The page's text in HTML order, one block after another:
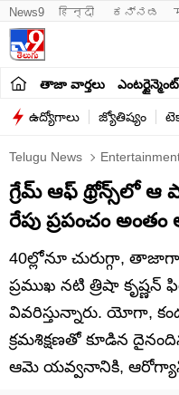
News9 हिन्दी ಕನ್ನಡ
తాజా వార్తలు ఎంటర్టైన్మెంట్
ఉద్యోగాలు జ్యోతిష్యం
Telugu News
గ్రేమ్ ఆఫ్ థ్రోన్స్‌లో ఆ
రేపు ప్రపంచం
40ల్లోనూ చురుగ్గా,
ప్రముఖ నటి త్రిషా కృష్ణన్
వివరిస్తున్నారు. యోగా,
క్రమశిక్షణతో కూడిన
ఆమె యవ్వనానికి,